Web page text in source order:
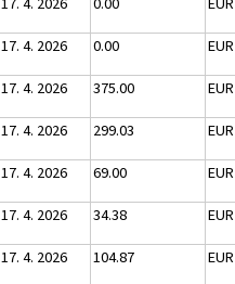
17. 4. 2026 0.00 EUR
17. 4. 2026 375.00 EUR
17. 4. 2026 299.03 EUR
17. 4. 2026 69.00 EUR
17. 4. 2026 34.38 EUR
17. 4. 2026 104.87 EUR